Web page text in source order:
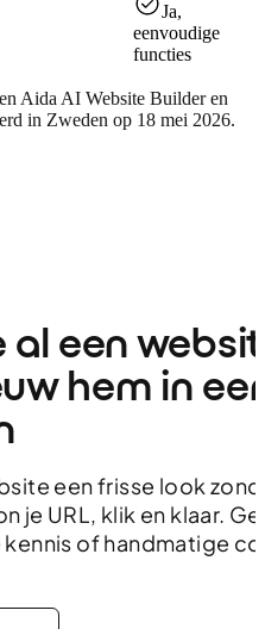
Ja,
eenvoudige
functies
Aida AI Website Builder en
in Zweden op 18 mei 2026.
al een
hem in
een frisse look
je URL, klik en klaar.
of handmatige